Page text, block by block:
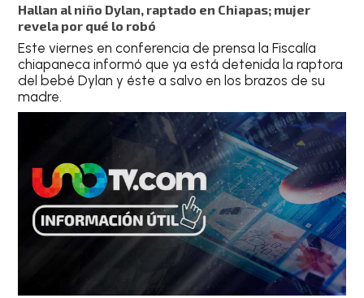
Hallan al niño Dylan, raptado en Chiapas; mujer
revela por qué lo robó
Este viernes en conferencia de prensa la Fiscalía
chiapaneca informó que ya está detenida la raptora
del bebé Dylan y éste a salvo en los brazos de su
madre.